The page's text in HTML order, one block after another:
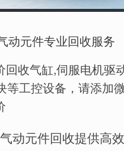
动元件专业回收服务
回收气缸,伺服电机驱
等工控设备，请添加
动元件回收提供高